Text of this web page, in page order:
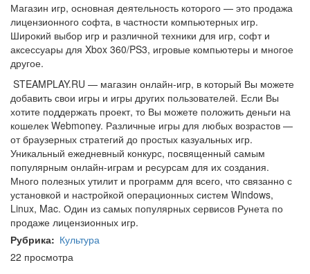
Магазин игр, основная деятельность которого — это продажа
лицензионного софта, в частности компьютерных игр.
Широкий выбор игр и различной техники для игр, софт и
аксессуары для Xbox 360/PS3, игровые компьютеры и многое
другое.
STEAMPLAY.RU — магазин онлайн-игр, в который Вы можете
добавить свои игры и игры других пользователей. Если Вы
хотите поддержать проект, то Вы можете положить деньги на
кошелек Webmoney. Различные игры для любых возрастов —
от браузерных стратегий до простых казуальных игр.
Уникальный ежедневный конкурс, посвященный самым
популярным онлайн-играм и ресурсам для их создания.
Много полезных утилит и программ для всего, что связанно с
установкой и настройкой операционных систем Windows,
Linux, Mac. Один из самых популярных сервисов Рунета по
продаже лицензионных игр.
Рубрика
Культура
22 просмотра